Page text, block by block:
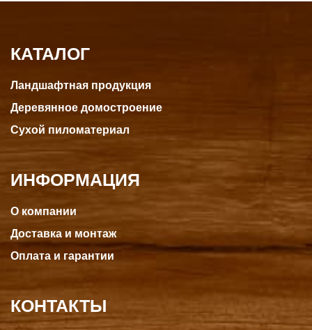
КАТАЛОГ
Ландшафтная продукция
Деревянное домостроение
Сухой пиломатериал
ИНФОРМАЦИЯ
О компании
Доставка и монтаж
Оплата и гарантии
КОНТАКТЫ